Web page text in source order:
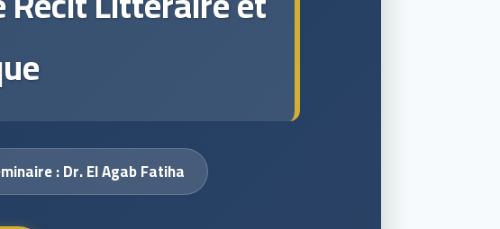
: Dr. El Agab Fatiha